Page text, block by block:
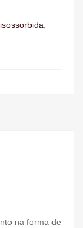
isossorbida,
na forma de